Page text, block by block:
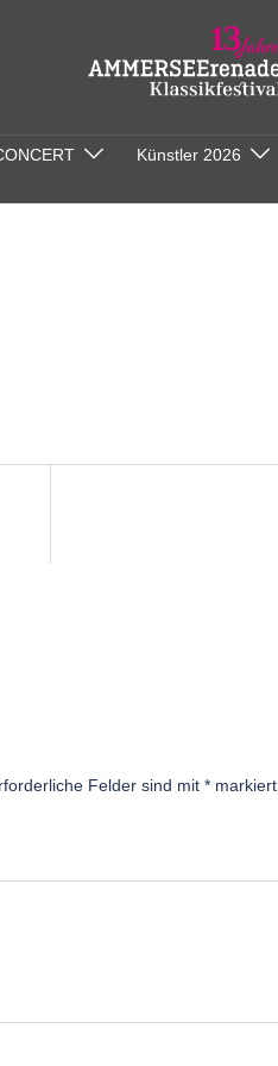
Künstler 2026
Felder sind mit * markiert